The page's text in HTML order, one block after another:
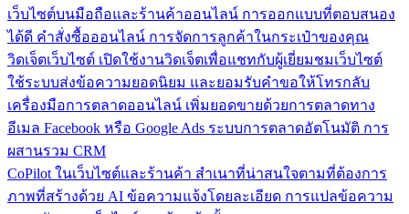
เว็บไซต์บนมือถือและร้านค้าออนไลน์ การออกแบบที่ตอบสนอง
ได้ดี คำสั่งซื้อออนไลน์ การจัดการลูกค้าในกระเป๋าของคุณ
วิดเจ็ตเว็บไซต์ เปิดใช้งานวิดเจ็ตเพื่อแชทกับผู้เยี่ยมชมเว็บไซต์
ใช้ระบบส่งข้อความยอดนิยม และยอมรับคำขอให้โทรกลับ
เครื่องมือการตลาดออนไลน์ เพิ่มยอดขายด้วยการตลาดทาง
อีเมล Facebook หรือ Google Ads ระบบการตลาดอัตโนมัติ การ
ผสานรวม CRM
CoPilot ในเว็บไซต์และร้านค้า สำเนาที่น่าสนใจตามที่ต้องการ
ภาพที่สร้างด้วย AI ข้อความแจ้งโดยละเอียด การแปลข้อความ